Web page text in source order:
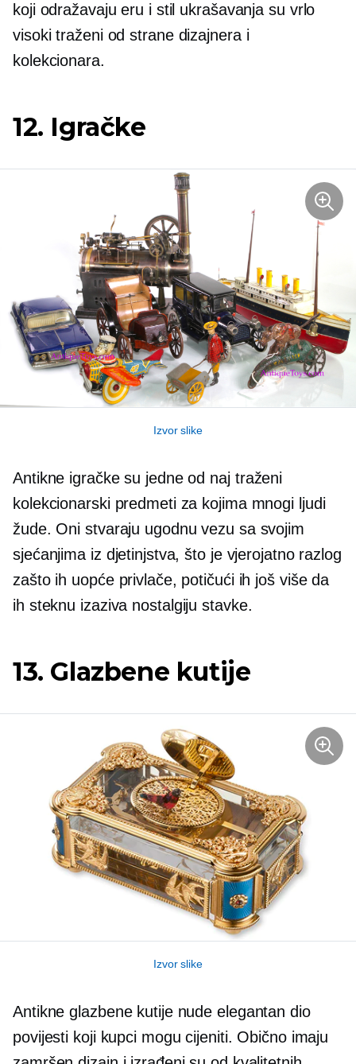
koji odražavaju eru i stil ukrašavanja su vrlo
visokitraženiod strane dizajnera i
kolekcionara.
12. Igračke
Izvor slike
Antikne igračke su jedne od naj traženi
kolekcionarski predmeti za kojima mnogi ljudi
žude. Oni stvaraju ugodnu vezu sa svojim
sjećanjima iz djetinjstva, što je vjerojatno razlog
zašto ih uopće privlače, potičući ih još više da
ih steknu izaziva nostalgiju stavke.
13. Glazbene kutije
Izvor slike
Antikne glazbene kutije nude elegantan dio
povijesti koji kupci mogu cijeniti. Obično imaju